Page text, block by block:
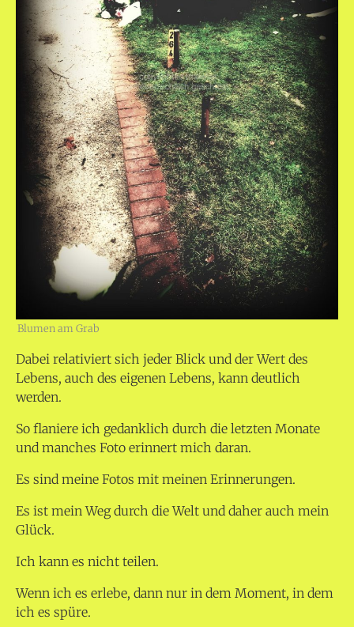
Blumen am Grab
Dabei relativiert sich jeder Blick und der Wert des
Lebens, auch des eigenen Lebens, kann deutlich
werden.
So flaniere ich gedanklich durch die letzten Monate
und manches Foto erinnert mich daran.
Es sind meine Fotos mit meinen Erinnerungen.
Es ist mein Weg durch die Welt und daher auch mein
Glück.
Ich kann es nicht teilen.
Wenn ich es erlebe, dann nur in dem Moment, in dem
ich es spüre.